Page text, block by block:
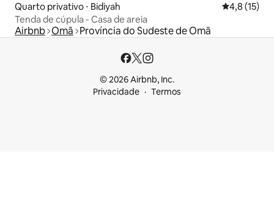
Quarto privativo ⋅ Bidiyah 4,8 de uma
4,8 (15)
Tenda de cúpula - Casa de areia
Airbnb Omã Província do Sudeste de Omã
© 2026 Airbnb, Inc.
Privacidade
Termos